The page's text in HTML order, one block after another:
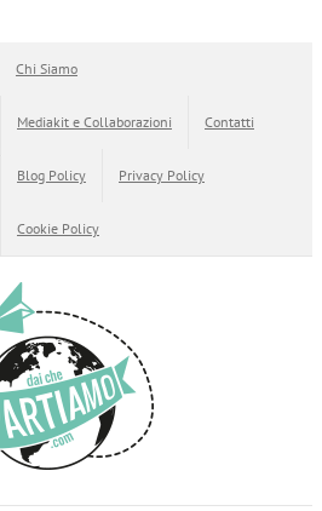
Chi Siamo
Mediakit e Collaborazioni Contatti
Blog Policy Privacy Policy
Cookie Policy